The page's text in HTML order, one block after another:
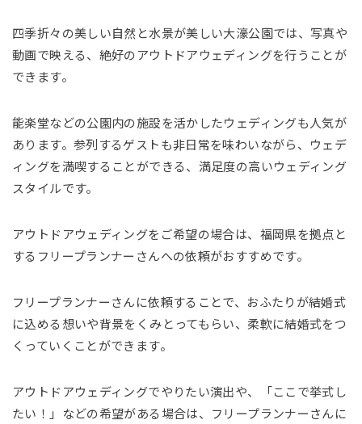
四季折々の美しい自然と水景が美しい大濠公園では、写真や
動画で映える、絶好のアウトドアウェディングを行うことが
できます。
能楽堂などの公園内の施設を活かしたウェディングも人気が
あります。参列するゲストも非日常を味わいながら、ウェデ
ィングを満喫することができる、満足度の高いウェディング
スタイルです。
アウトドアウェディングをご希望の場合は、福岡県を拠点と
するフリープランナーさんへの依頼がおすすめです。
フリープランナーさんに依頼することで、おふたりが結婚式
に込める想いや背景をくみとってもらい、柔軟に結婚式をつ
くっていくことができます。
アウトドアウェディングでやりたい演出や、「ここで挙式し
たい！」などの希望がある場合は、フリープランナーさんに